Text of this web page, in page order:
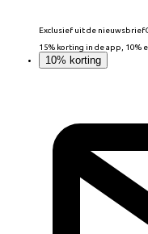
Exclusief uit de nieuwsbrief
15% korting in de app, 10%
10% korting